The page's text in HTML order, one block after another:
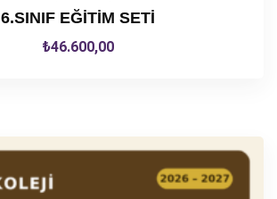
6.SINIF EĞİTİM SETİ
₺46.600,00